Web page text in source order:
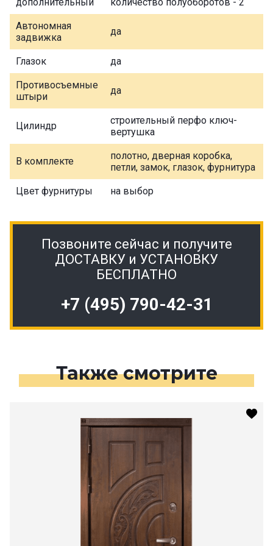
Автономная
задвижка
да
Глазок да
Противосъемные
штыри
да
Цилиндр
строительный перфо ключ-
вертушка
В комплекте
полотно, дверная коробка,
петли, замок, глазок, фурнитура
Цвет фурнитуры на выбор
Позвоните сейчас и получите
ДОСТАВКУ и УСТАНОВКУ
БЕСПЛАТНО
+7 (495) 790-42-31
Также смотрите